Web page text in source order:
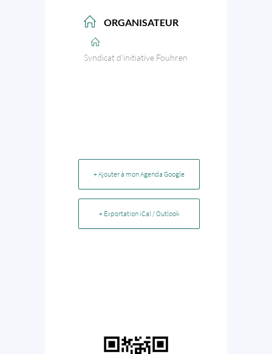
ORGANISATEUR
Syndicat d'initiative Fouhren
+ Ajouter à mon Agenda Google
+ Exportation iCal / Outlook